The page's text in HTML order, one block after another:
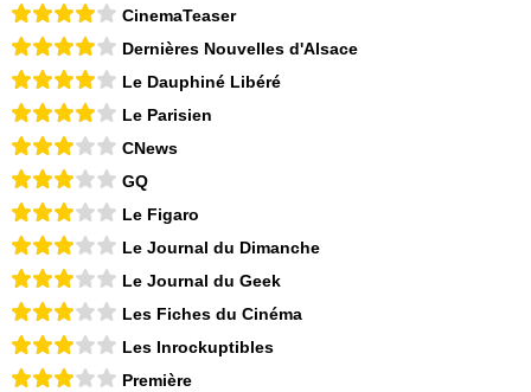
CinemaTeaser
Dernières Nouvelles d'Alsace
Le Dauphiné Libéré
Le Parisien
CNews
GQ
Le Figaro
Le Journal du Dimanche
Le Journal du Geek
Les Fiches du Cinéma
Les Inrockuptibles
Première